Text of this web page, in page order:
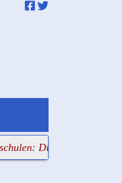
Verantwortlichen